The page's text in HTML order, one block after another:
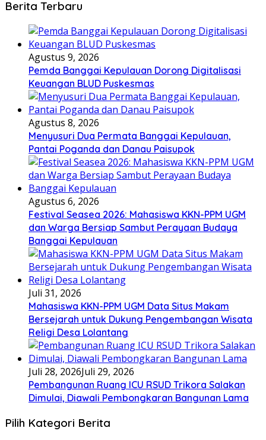
Berita Terbaru
Agustus 9, 2026
Pemda Banggai Kepulauan Dorong Digitalisasi
Keuangan BLUD Puskesmas
Agustus 8, 2026
Menyusuri Dua Permata Banggai Kepulauan,
Pantai Poganda dan Danau Paisupok
Agustus 6, 2026
Festival Seasea 2026: Mahasiswa KKN-PPM UGM
dan Warga Bersiap Sambut Perayaan Budaya
Banggai Kepulauan
Juli 31, 2026
Mahasiswa KKN-PPM UGM Data Situs Makam
Bersejarah untuk Dukung Pengembangan Wisata
Religi Desa Lolantang
Juli 28, 2026Juli 29, 2026
Pembangunan Ruang ICU RSUD Trikora Salakan
Dimulai, Diawali Pembongkaran Bangunan Lama
Pilih Kategori Berita